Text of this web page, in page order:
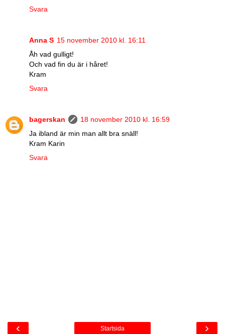
Svara
Anna S 15 november 2010 kl. 16:11
Åh vad gulligt!
Och vad fin du är i håret!
Kram
Svara
bagerskan
18 november 2010 kl. 16:59
Ja ibland är min man allt bra snäll!
Kram Karin
Svara
‹ ›
Startsida